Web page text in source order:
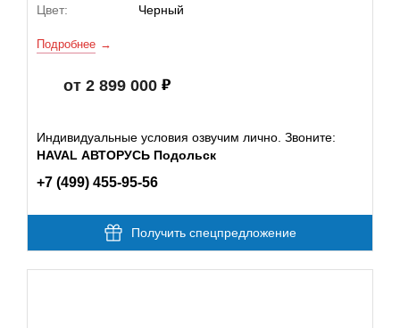
Цвет:
Черный
Подробнее
от 2 899 000
Индивидуальные условия озвучим лично. Звоните:
HAVAL АВТОРУСЬ Подольск
+7 (499) 455-95-56
Получить спецпредложение